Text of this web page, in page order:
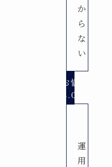
か
ら
な
い
お悩
み.02
運
用